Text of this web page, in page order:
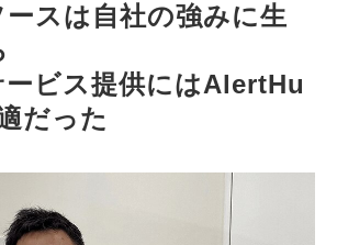
ースは自社の強みに生
ービス提供にはAlertHu
だった